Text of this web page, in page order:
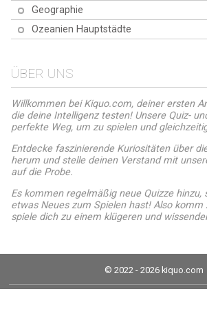
Geographie
Ozeanien Hauptstädte
ÜBER UNS
Willkommen bei Kiquo.com, deiner ersten
die deine Intelligenz testen! Unsere Quiz-
perfekte Weg, um zu spielen und
Entdecke faszinierende Kuriositäten über
herum und stelle deinen Verstand mit
auf die Probe.
Es kommen regelmäßig neue Quizze hinzu,
etwas Neues zum Spielen hast! Also komm
spiele dich zu einem klügeren und
© 2022 - 2026 kiquo.com